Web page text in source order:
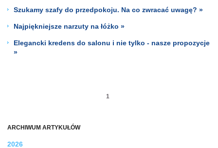
ARCHIWUM ARTYKUŁÓW
2026
Szukamy szafy do przedpokoju. Na co zwracać uwagę? »
Najpiękniejsze narzuty na łóżko »
Elegancki kredens do salonu i nie tylko - nasze propozycje
»
1